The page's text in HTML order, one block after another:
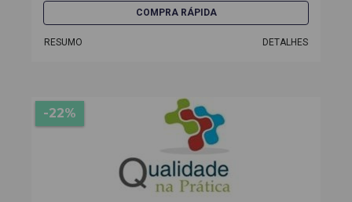
RESUMO DETALHES
-22%